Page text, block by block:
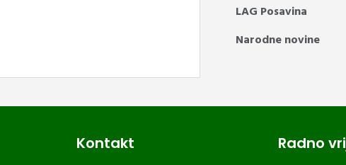
LAG Posavina
Narodne novine
Kontakt Radno